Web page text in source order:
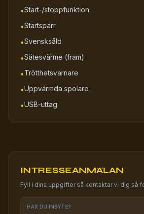
•Start-/stoppfunktion
•Startspärr
•Svensksåld
•Sätesvärme (fram)
•Trötthetsvarnare
•Uppvärmda spolare
•USB-uttag
INTRESSEANMÄLAN
Fyll i dina uppgifter så kontaktar vi dig så
HAR DU INBYTE?